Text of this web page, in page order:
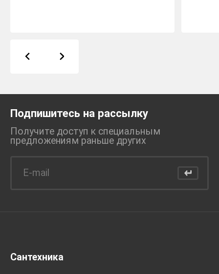
Подпишитесь на рассылку
Получите доступ к специальным
предложениям раньше других
Сантехника